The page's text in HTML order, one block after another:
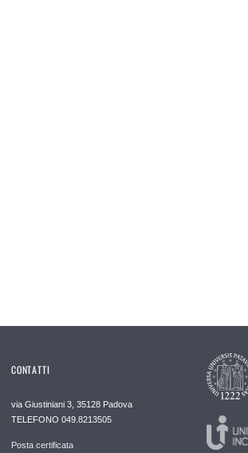
CONTATTI
via Giustiniani 3, 35128 Padova
TELEFONO 049.8213505
Posta certificata